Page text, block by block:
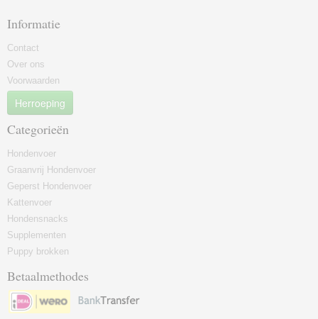
Informatie
Contact
Over ons
Voorwaarden
Herroeping
Categorieën
Hondenvoer
Graanvrij Hondenvoer
Geperst Hondenvoer
Kattenvoer
Hondensnacks
Supplementen
Puppy brokken
Betaalmethodes